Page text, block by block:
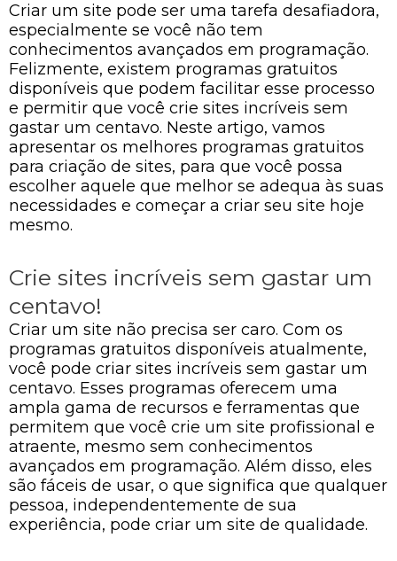
Criar um site pode ser uma tarefa desafiadora,
especialmente se você não tem
conhecimentos avançados em programação.
Felizmente, existem programas gratuitos
disponíveis que podem facilitar esse processo
e permitir que você crie sites incríveis sem
gastar um centavo. Neste artigo, vamos
apresentar os melhores programas gratuitos
para criação de sites, para que você possa
escolher aquele que melhor se adequa às suas
necessidades e começar a criar seu site hoje
mesmo.
Crie sites incríveis sem gastar um
centavo!
Criar um site não precisa ser caro. Com os
programas gratuitos disponíveis atualmente,
você pode criar sites incríveis sem gastar um
centavo. Esses programas oferecem uma
ampla gama de recursos e ferramentas que
permitem que você crie um site profissional e
atraente, mesmo sem conhecimentos
avançados em programação. Além disso, eles
são fáceis de usar, o que significa que qualquer
pessoa, independentemente de sua
experiência, pode criar um site de qualidade.